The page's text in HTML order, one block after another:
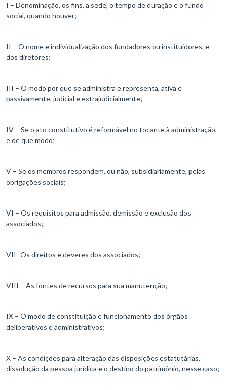
I – Denominação, os fins, a sede, o tempo de duração e o fundo
social, quando houver;
II – O nome e individualização dos fundadores ou instituidores, e
dos diretores;
III – O modo por que se administra e representa, ativa e
passivamente, judicial e extrajudicialmente;
IV – Se o ato constitutivo é reformável no tocante à administração,
e de que modo;
V – Se os membros respondem, ou não, subsidiariamente, pelas
obrigações sociais;
VI – Os requisitos para admissão, demissão e exclusão dos
associados;
VII- Os direitos e deveres dos associados;
VIII – As fontes de recursos para sua manutenção;
IX – O modo de constituição e funcionamento dos órgãos
deliberativos e administrativos;
X – As condições para alteração das disposições estatutárias,
dissolução da pessoa jurídica e o destino do patrimônio, nesse caso;